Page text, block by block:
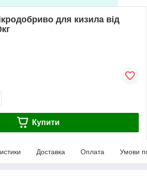
для кизила від
Купити
Доставка Оплата Умови